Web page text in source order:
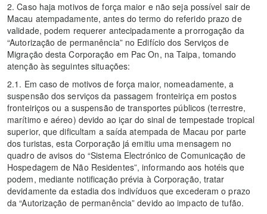
2. Caso haja motivos de força maior e não seja possível sair de
Macau atempadamente, antes do termo do referido prazo de
validade, podem requerer antecipadamente a prorrogação da
“Autorização de permanência” no Edifício dos Serviços de
Migração desta Corporação em Pac On, na Taipa, tomando
atenção às seguintes situações:
2.1. Em caso de motivos de força maior, nomeadamente, a
suspensão dos serviços da passagem fronteiriça em postos
fronteiriços ou a suspensão de transportes públicos (terrestre,
marítimo e aéreo) devido ao içar do sinal de tempestade tropical
superior, que dificultam a saída atempada de Macau por parte
dos turistas, esta Corporação já emitiu uma mensagem no
quadro de avisos do “Sistema Electrónico de Comunicação de
Hospedagem de Não Residentes”, informando aos hotéis que
podem, mediante notificação prévia à Corporação, tratar
devidamente da estadia dos indivíduos que excederam o prazo
da “Autorização de permanência” devido ao impacto de tufão.